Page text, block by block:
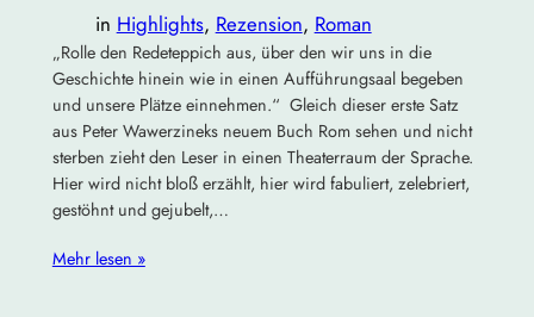
in Highlights, Rezension, Roman
„Rolle den Redeteppich aus, über den wir uns in die
Geschichte hinein wie in einen Aufführungsaal begeben
und unsere Plätze einnehmen.“ Gleich dieser erste Satz
aus Peter Wawerzineks neuem Buch Rom sehen und nicht
sterben zieht den Leser in einen Theaterraum der Sprache.
Hier wird nicht bloß erzählt, hier wird fabuliert, zelebriert,
gestöhnt und gejubelt,…
Mehr lesen »